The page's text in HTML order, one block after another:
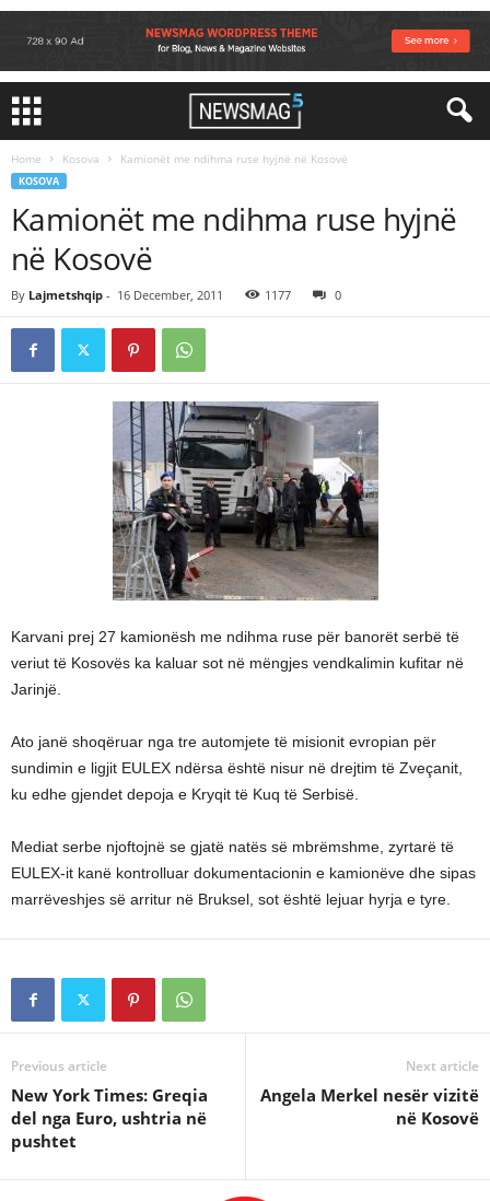
Home Kosova Kamionët me ndihma ruse hyjnë në Kosovë
KOSOVA
Kamionët me ndihma ruse hyjnë
në Kosovë
By Lajmetshqip - 16 December, 2011 1177 0
Karvani prej 27 kamionësh me ndihma ruse për banorët serbë të
veriut të Kosovës ka kaluar sot në mëngjes vendkalimin kufitar në
Jarinjë.
Ato janë shoqëruar nga tre automjete të misionit evropian për
sundimin e ligjit EULEX ndërsa është nisur në drejtim të Zveçanit,
ku edhe gjendet depoja e Kryqit të Kuq të Serbisë.
Mediat serbe njoftojnë se gjatë natës së mbrëmshme, zyrtarë të
EULEX-it kanë kontrolluar dokumentacionin e kamionëve dhe sipas
marrëveshjes së arritur në Bruksel, sot është lejuar hyrja e tyre.
Previous article
New York Times: Greqia
del nga Euro, ushtria në
pushtet
Next article
Angela Merkel nesër vizitë
në Kosovë